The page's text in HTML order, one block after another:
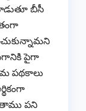
బీసీ
పైగా
పథకాలు
పని